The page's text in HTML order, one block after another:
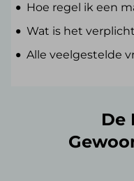
Hoe regel ik een
Wat is het
Alle veelgestelde
De